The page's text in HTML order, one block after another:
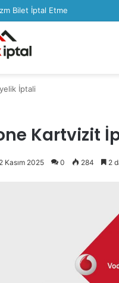
Bilet İptal Etme
İptali
Kartvizit
Kasım 2025 0 284 2